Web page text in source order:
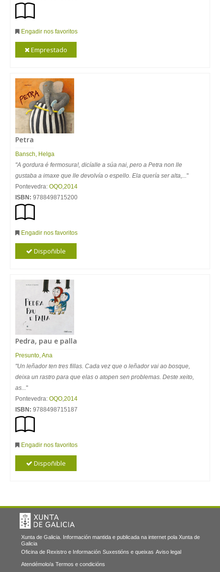
Engadir nos favoritos
Emprestado
Petra
Bansch, Helga
"A gordura é fermosura!, dicíalle a súa nai, pero a Petra non lle
gustaba a imaxe que lle devolvía o espello. Ela quería ser alta,..."
Pontevedra: OQO,2014
ISBN: 9788498715200
Engadir nos favoritos
Dispoñible
Pedra, pau e palla
Presunto, Ana
"Un leñador ten tres fillas. Cada vez que o leñador vai ao bosque,
deixa un rastro para que elas o atopen sen problemas. Deste xeito,
as..."
Pontevedra: OQO,2014
ISBN: 9788498715187
Engadir nos favoritos
Dispoñible
Xunta de Galicia. Información mantida e publicada na internet pola Xunta de
Galicia
Oficina de Rexistro e Información Suxestións e queixas Aviso legal
Atendémolo/a Termos e condicións